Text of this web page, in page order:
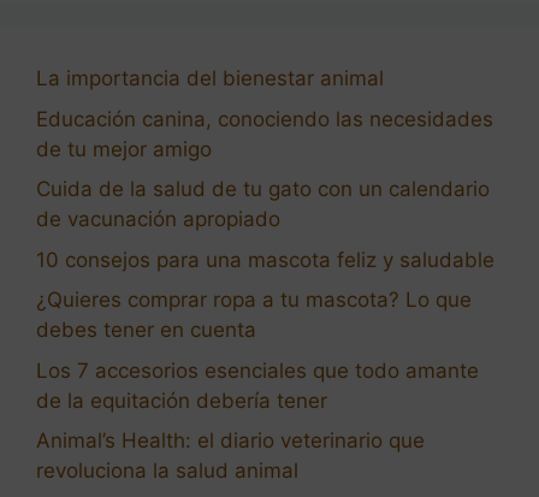
La importancia del bienestar animal
Educación canina, conociendo las necesidades
de tu mejor amigo
Cuida de la salud de tu gato con un calendario
de vacunación apropiado
10 consejos para una mascota feliz y saludable
¿Quieres comprar ropa a tu mascota? Lo que
debes tener en cuenta
Los 7 accesorios esenciales que todo amante
de la equitación debería tener
Animal’s Health: el diario veterinario que
revoluciona la salud animal